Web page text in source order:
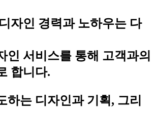
자인 경력과 노하우는 다
인 서비스를 통해 고객과의
합니다.
하는 디자인과 기획, 그리